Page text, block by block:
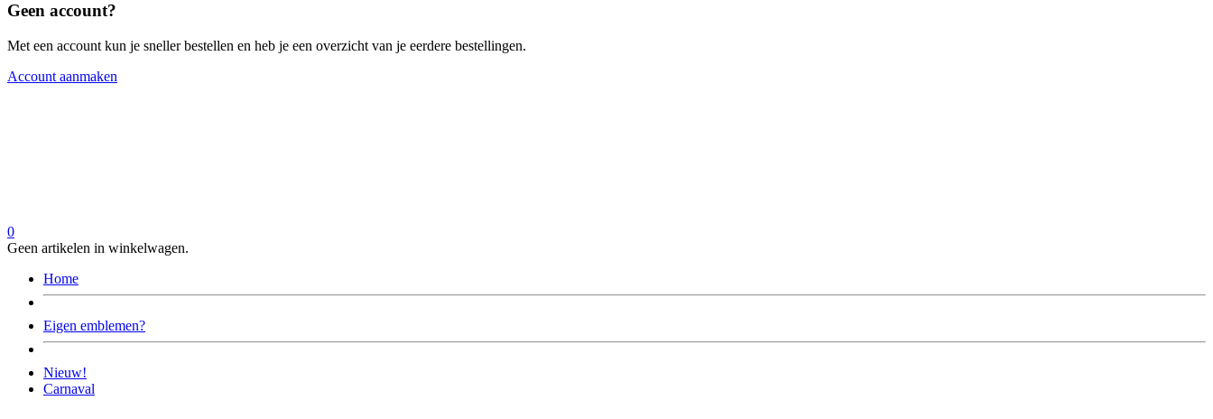
Geen account?
Met een account kun je sneller bestellen en heb je een overzicht van je eerdere bestellingen.
Account aanmaken
0
Geen artikelen in winkelwagen.
Home
Eigen emblemen?
Nieuw!
Carnaval